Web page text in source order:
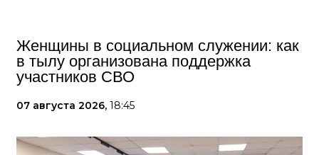
Женщины в социальном служении: как
в тылу организована поддержка
участников СВО
07 августа 2026, 18:45